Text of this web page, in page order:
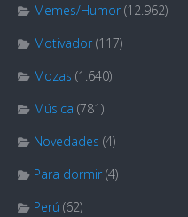
Memes/Humor (12.962)
Motivador (117)
Mozas (1.640)
Música (781)
Novedades (4)
Para dormir (4)
Perú (62)